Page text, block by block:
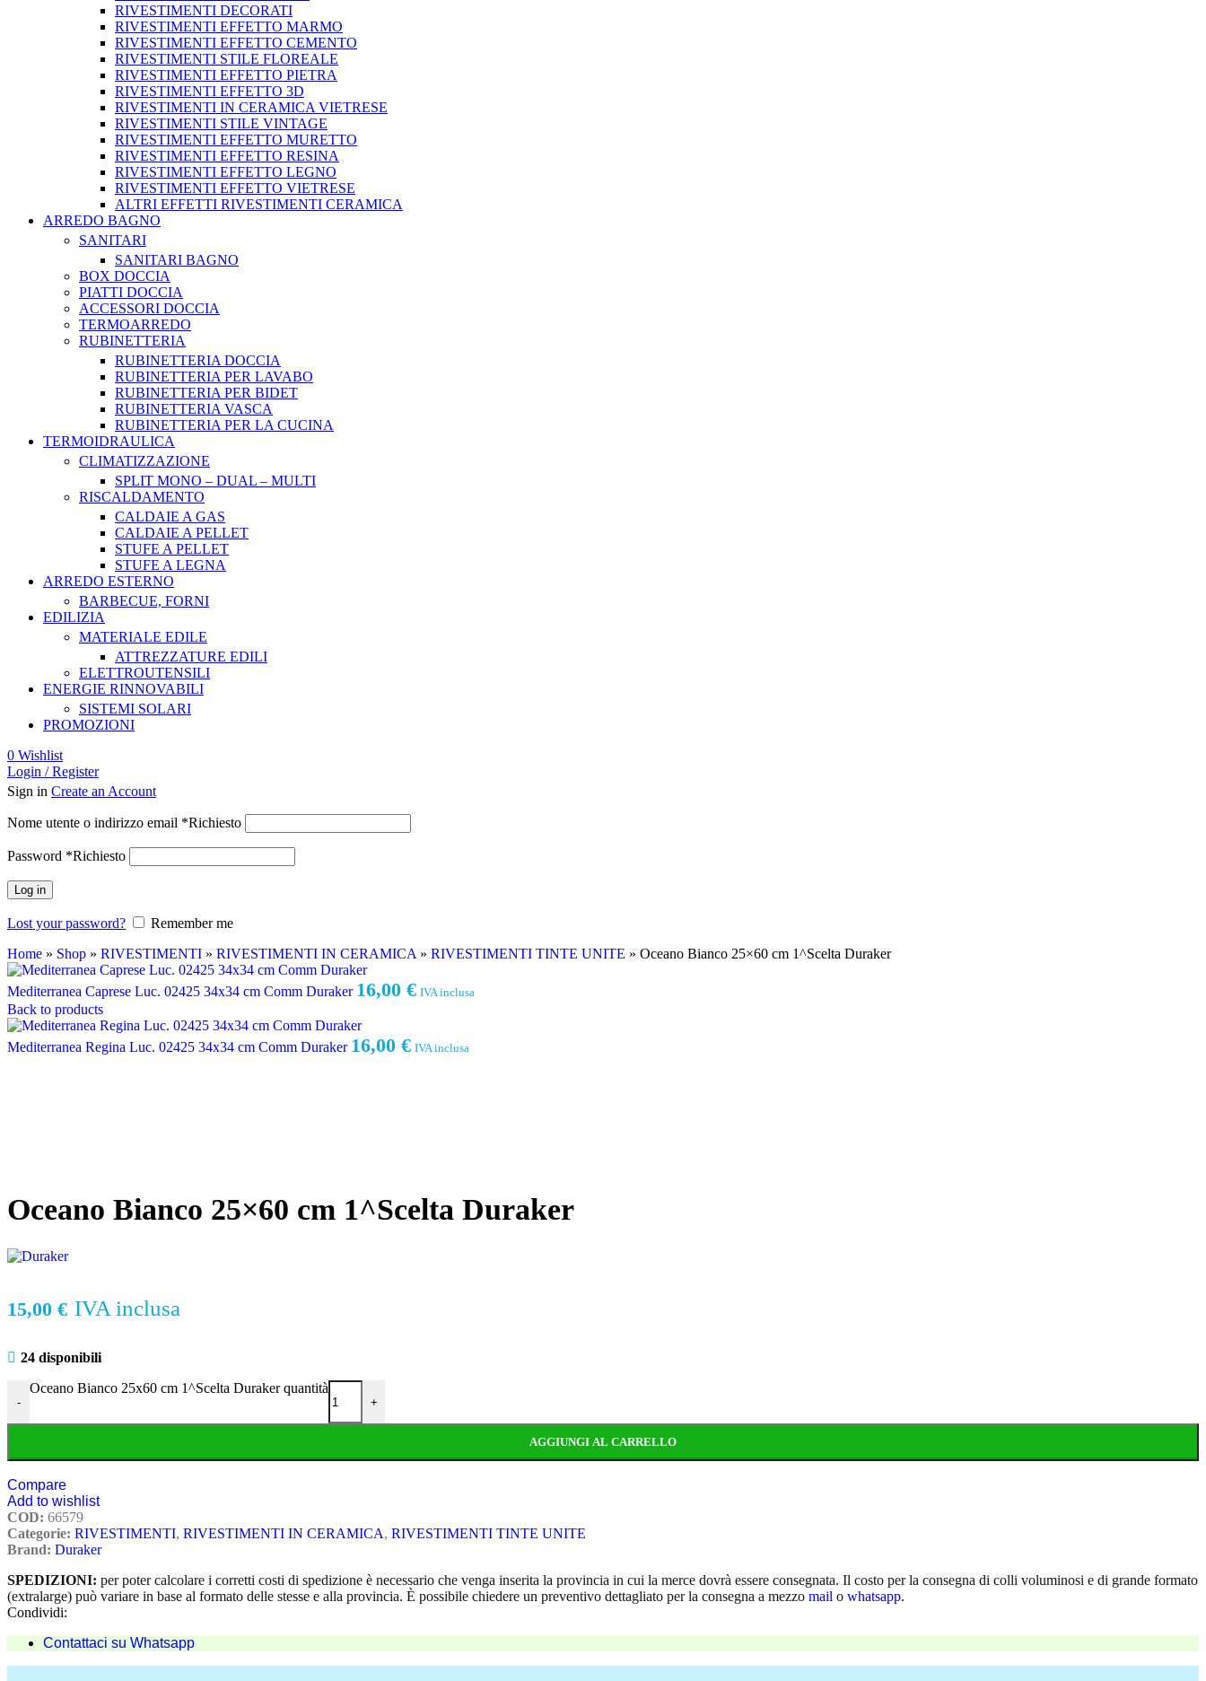
RIVESTIMENTI DECORATI
RIVESTIMENTI EFFETTO MARMO
RIVESTIMENTI EFFETTO CEMENTO
RIVESTIMENTI STILE FLOREALE
RIVESTIMENTI EFFETTO PIETRA
RIVESTIMENTI EFFETTO 3D
RIVESTIMENTI IN CERAMICA VIETRESE
RIVESTIMENTI STILE VINTAGE
RIVESTIMENTI EFFETTO MURETTO
RIVESTIMENTI EFFETTO RESINA
RIVESTIMENTI EFFETTO LEGNO
RIVESTIMENTI EFFETTO VIETRESE
ALTRI EFFETTI RIVESTIMENTI CERAMICA
ARREDO BAGNO
SANITARI
SANITARI BAGNO
BOX DOCCIA
PIATTI DOCCIA
ACCESSORI DOCCIA
TERMOARREDO
RUBINETTERIA
RUBINETTERIA DOCCIA
RUBINETTERIA PER LAVABO
RUBINETTERIA PER BIDET
RUBINETTERIA VASCA
RUBINETTERIA PER LA CUCINA
TERMOIDRAULICA
CLIMATIZZAZIONE
SPLIT MONO – DUAL – MULTI
RISCALDAMENTO
CALDAIE A GAS
CALDAIE A PELLET
STUFE A PELLET
STUFE A LEGNA
ARREDO ESTERNO
BARBECUE, FORNI
EDILIZIA
MATERIALE EDILE
ATTREZZATURE EDILI
ELETTROUTENSILI
ENERGIE RINNOVABILI
SISTEMI SOLARI
PROMOZIONI
0 Wishlist
Login / Register
Sign in Create an Account
Nome utente o indirizzo email *Richiesto
Password *Richiesto
Log in
Lost your password?
Remember me
Home » Shop » RIVESTIMENTI » RIVESTIMENTI IN CERAMICA » RIVESTIMENTI TINTE UNITE » Oceano Bianco 25×60 cm 1^Scelta Duraker
Mediterranea Caprese Luc. 02425 34x34 cm Comm Duraker 16,00 € IVA inclusa
Back to products
Mediterranea Regina Luc. 02425 34x34 cm Comm Duraker 16,00 € IVA inclusa
Oceano Bianco 25×60 cm 1^Scelta Duraker
15,00 € IVA inclusa
24 disponibili
-
Oceano Bianco 25x60 cm 1^Scelta Duraker quantità
+
AGGIUNGI AL CARRELLO
Compare
Add to wishlist
COD: 66579
Categorie: RIVESTIMENTI, RIVESTIMENTI IN CERAMICA, RIVESTIMENTI TINTE UNITE
Brand: Duraker
SPEDIZIONI: per poter calcolare i corretti costi di spedizione è necessario che venga inserita la provincia in cui la merce dovrà essere consegnata. Il costo per la consegna di colli voluminosi e di grande formato
(extralarge) può variare in base al formato delle stesse e alla provincia. È possibile chiedere un preventivo dettagliato per la consegna a mezzo mail o whatsapp.
Condividi:
Contattaci su Whatsapp